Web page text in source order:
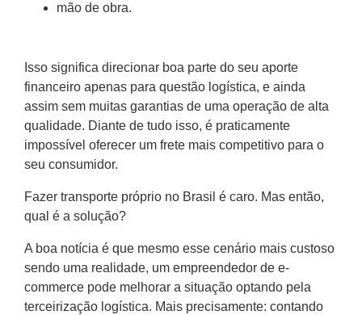
mão de obra.
Isso significa direcionar boa parte do seu aporte
financeiro apenas para questão logística, e ainda
assim sem muitas garantias de uma operação de alta
qualidade. Diante de tudo isso, é praticamente
impossível oferecer um frete mais competitivo para o
seu consumidor.
Fazer transporte próprio no Brasil é caro. Mas então,
qual é a solução?
‍A boa notícia é que mesmo esse cenário mais custoso
sendo uma realidade, um empreendedor de e-
commerce pode melhorar a situação optando pela
terceirização logística. Mais precisamente: contando